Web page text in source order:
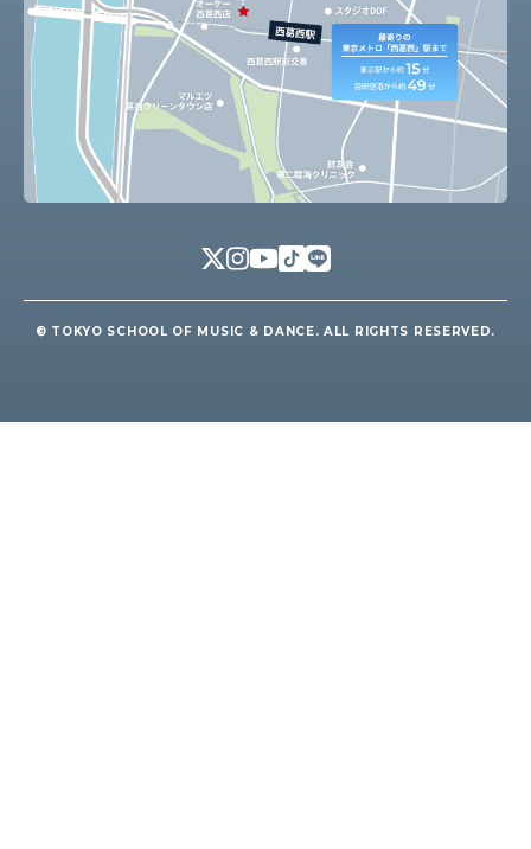
© TOKYO SCHOOL OF MUSIC & DANCE. ALL RIGHTS RESERVED.